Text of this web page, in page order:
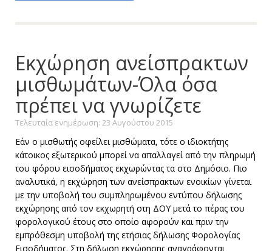
Εκχώρηση ανείσπρακτων
μισθωμάτων-Όλα όσα
πρέπει να γνωρίζετε
Τελευταία ενημέρωση: 23 Αυγούστου 2015
Εάν ο μισθωτής οφείλει μισθώματα, τότε ο ιδιοκτήτης
κάτοικος εξωτερικού μπορεί να απαλλαγεί από την πληρωμή
του φόρου εισοδήματος εκχωρώντας τα στο Δημόσιο. Πιο
αναλυτικά, η εκχώρηση των ανείσπρακτων ενοικίων γίνεται
με την υποβολή του συμπληρωμένου εντύπου δήλωσης
εκχώρησης από τον εκχωρητή στη ΔΟΥ μετά το πέρας του
φορολογικού έτους στο οποίο αφορούν και πριν την
εμπρόθεσμη υποβολή της ετήσιας δήλωσης Φορολογίας
Εισοδήματος. Στη δήλωση εκχώρησης αναγράφονται